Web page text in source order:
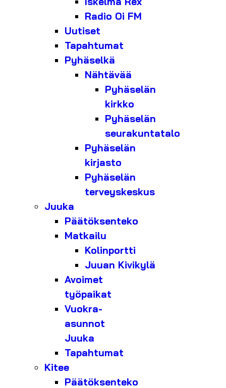
Radio Oi FM
Uutiset
Tapahtumat
Pyhäselkä
Nähtävää
Pyhäselän
kirkko
Pyhäselän
seurakuntatalo
Pyhäselän
kirjasto
Pyhäselän
terveyskeskus
Juuka
Päätöksenteko
Matkailu
Kolinportti
Juuan Kivikylä
Avoimet
työpaikat
Vuokra-
asunnot
Juuka
Tapahtumat
Kitee
Päätöksenteko